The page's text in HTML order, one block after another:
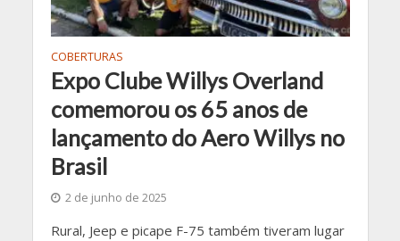
COBERTURAS
Expo Clube Willys Overland
comemorou os 65 anos de
lançamento do Aero Willys no
Brasil
2 de junho de 2025
Rural, Jeep e picape F-75 também tiveram lugar